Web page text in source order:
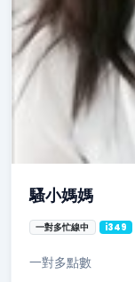
騷小媽媽
一對多忙線中 i349
一對多點數